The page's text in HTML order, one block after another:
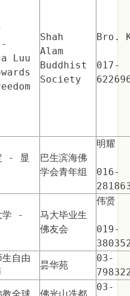
Luu
Shah
Alam
Buddhist
Society
Bro.
017-
- 显
巴生滨海佛
学会青年组
明耀
016-
学 -
马大毕业生
佛友会
伟贤
019-
自由
昙华苑
03-
03-